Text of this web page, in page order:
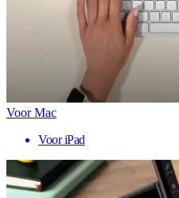
Voor Mac
Voor iPad